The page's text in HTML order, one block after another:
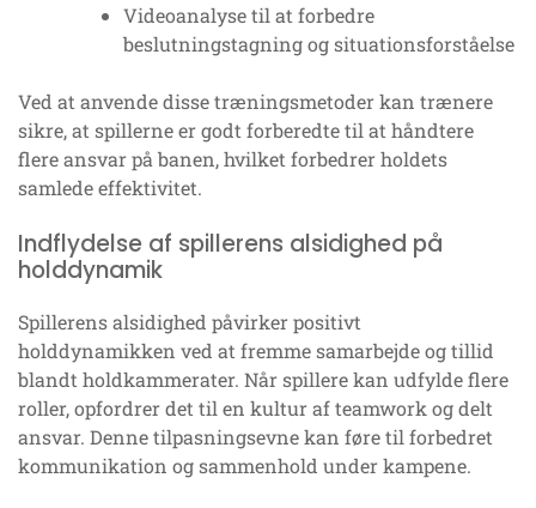
Videoanalyse til at forbedre
beslutningstagning og situationsforståelse
Ved at anvende disse træningsmetoder kan trænere
sikre, at spillerne er godt forberedte til at håndtere
flere ansvar på banen, hvilket forbedrer holdets
samlede effektivitet.
Indflydelse af spillerens alsidighed på
holddynamik
Spillerens alsidighed påvirker positivt
holddynamikken ved at fremme samarbejde og tillid
blandt holdkammerater. Når spillere kan udfylde flere
roller, opfordrer det til en kultur af teamwork og delt
ansvar. Denne tilpasningsevne kan føre til forbedret
kommunikation og sammenhold under kampene.